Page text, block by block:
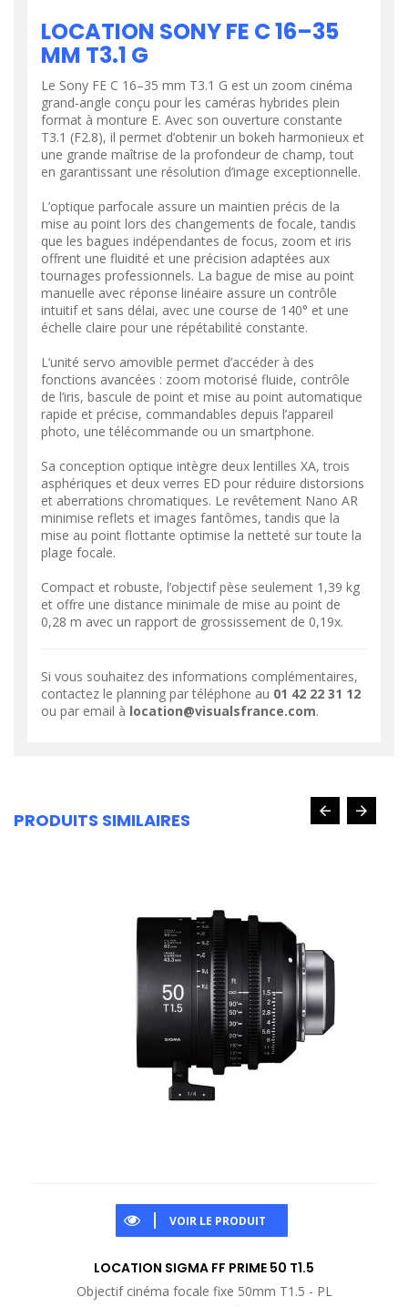
LOCATION SONY FE C 16–35
MM T3.1 G
Le Sony FE C 16–35 mm T3.1 G est un zoom cinéma
grand-angle conçu pour les caméras hybrides plein
format à monture E. Avec son ouverture constante
T3.1 (F2.8), il permet d’obtenir un bokeh harmonieux et
une grande maîtrise de la profondeur de champ, tout
en garantissant une résolution d’image exceptionnelle.
L’optique parfocale assure un maintien précis de la
mise au point lors des changements de focale, tandis
que les bagues indépendantes de focus, zoom et iris
offrent une fluidité et une précision adaptées aux
tournages professionnels. La bague de mise au point
manuelle avec réponse linéaire assure un contrôle
intuitif et sans délai, avec une course de 140° et une
échelle claire pour une répétabilité constante.
L’unité servo amovible permet d’accéder à des
fonctions avancées : zoom motorisé fluide, contrôle
de l’iris, bascule de point et mise au point automatique
rapide et précise, commandables depuis l’appareil
photo, une télécommande ou un smartphone.
Sa conception optique intègre deux lentilles XA, trois
asphériques et deux verres ED pour réduire distorsions
et aberrations chromatiques. Le revêtement Nano AR
minimise reflets et images fantômes, tandis que la
mise au point flottante optimise la netteté sur toute la
plage focale.
Compact et robuste, l’objectif pèse seulement 1,39 kg
et offre une distance minimale de mise au point de
0,28 m avec un rapport de grossissement de 0,19x.
Si vous souhaitez des informations complémentaires,
contactez le planning par téléphone au 01 42 22 31 12
ou par email à location@visualsfrance.com.
PRODUITS SIMILAIRES
VOIR LE PRODUIT
LOCATION SIGMA FF PRIME 50 T1.5
Objectif cinéma focale fixe 50mm T1.5 - PL